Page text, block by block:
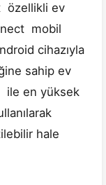
özellikli ev
mobil
cihazıyla
sahip ev
ile en yüksek
hale